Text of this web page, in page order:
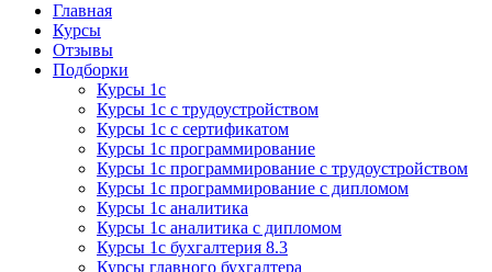
Курсы 1С
Курсы 1С официальная сертификация
Главная
Курсы
Отзывы
Подборки
Курсы 1с
Курсы 1с с трудоустройством
Курсы 1с с сертификатом
Курсы 1с программирование
Курсы 1с программирование с трудоустройством
Курсы 1с программирование с дипломом
Курсы 1с аналитика
Курсы 1с аналитика с дипломом
Курсы 1с бухгалтерия 8.3
Курсы главного бухгалтера